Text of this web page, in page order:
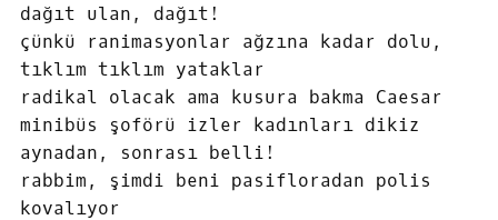
dağıt ulan, dağıt!
çünkü ranimasyonlar ağzına kadar dolu,
tıklım tıklım yataklar
radikal olacak ama kusura bakma Caesar
minibüs şoförü izler kadınları dikiz
aynadan, sonrası belli!
rabbim, şimdi beni pasifloradan polis
kovalıyor